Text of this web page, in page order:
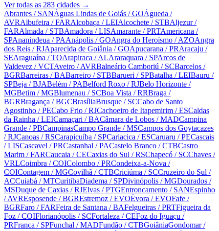
Ver todas as 283 cidades →
Abrantes / SANÁguas Lindas de Goiás / GOÁgueda /
AVRAlbufeira / FARAlcobaça / LEIAlcochete / STBAljezur/
FARAlmada / STBAmadora / LISAmarante / PRTAmericana /
SPAnanindeua / PAAnápolis / GOAngra do Heroísmo / AZOAngra
dos Reis / RJAparecida de Goiânia / GOApucarana / PRAracaju /
SEAraguaína / TOArapiraca / ALAraraquara / SPArcos de
Valdevez / VCTAveiro / AVRBalneário Camboriú / SCBarcelos /
BGRBarreiras / BABarreiro / STBBarueri / SPBatalha / LEIBauru /
SPBeja / BJABelém / PABelford Roxo / RJBelo Horizonte /
MGBetim / MGBlumenau / SCBoa Vista / RRBraga /
BGRBragança / BGCBrasíliaBrusque / SCCabo de Santo
Agostinho / PECabo Frio / RJCachoeiro de Itapemirim / ESCaldas
da Rainha / LEICamaçari / BACâmara de Lobos / MADCampina
Grande / PBCampinasCampo Grande / MSCampos dos Goytacazes
/ RJCanoas / RSCarapicuíba / SPCariacica / ESCaruaru / PECascais
/ LISCascavel / PRCastanhal / PACastelo Branco / CTBCastro
Marim / FARCaucaia / CECaxias do Sul / RSChapecó / SCChaves /
VRLCoimbra / COIColombo / PRCondeixa-a-Nova /
COIContagem / MGCovilhã / CTBCriciúma / SCCruzeiro do Sul /
ACCuiabá / MTCuritibaDiadema / SPDivinópolis / MGDourados /
MSDuque de Caxias / RJElvas / PTGEntroncamento / SANEspinho
/ AVREsposende / BGREstremoz / EVOÉvora / EVOFafe /
BGRFaro / FARFeira de Santana / BAFelgueiras / PRTFigueira da
Foz / COIFlorianópolis / SCFortaleza / CEFoz do Iguaçu /
PRFranca / SPFunchal / MADFundão / CTBGoiâniaGondomar/